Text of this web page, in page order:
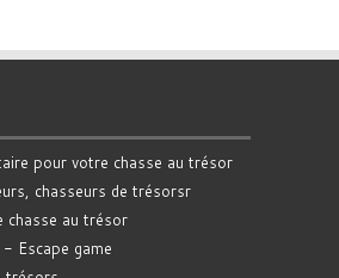
pour votre chasse au trésor
chasseurs de trésorsr
chasse au trésor
Escape game